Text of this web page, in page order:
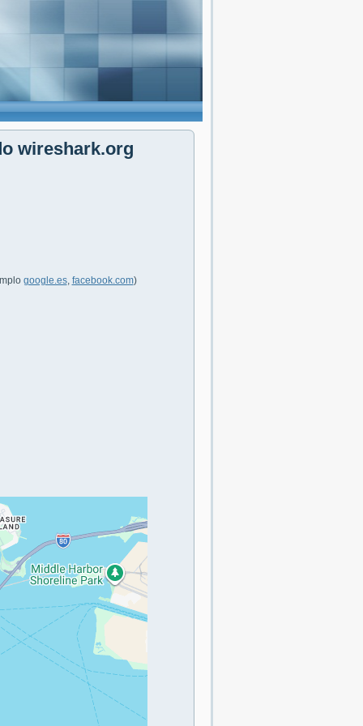
wireshark.org
google.es, facebook.com)